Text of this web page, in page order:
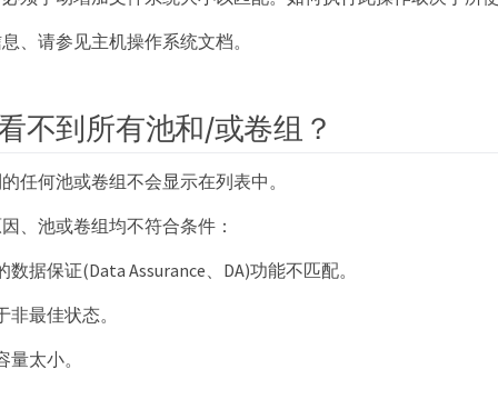
、请参见主机操作系统文档。
不到所有池和/或卷组？
任何池或卷组不会显示在列表中。
、池或卷组均不符合条件：
据保证(Data Assurance、DA)功能不匹配。
最佳状态。
太小。